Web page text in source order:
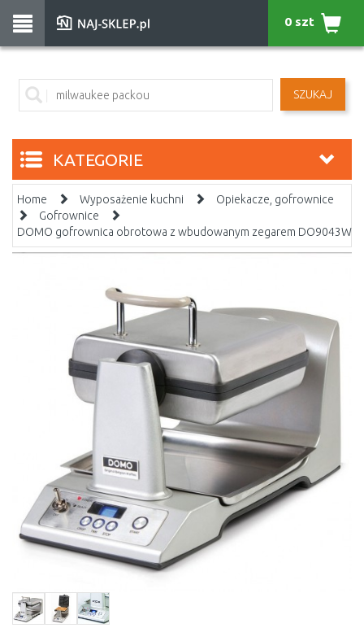
SZUKAJ
0 szt
KATEGORIE
Home Wyposażenie kuchni
Opiekacze, gofrownice
Gofrownice
DOMO gofrownica obrotowa z wbudowanym zegarem DO9043W